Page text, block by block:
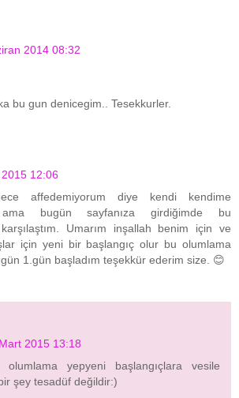
2014 08:32
bu gun denicegim.. Tesekkurler.
12:06
affedemiyorum diye kendi kendime
ama bugün sayfanıza girdiğimde bu
Umarım inşallah benim için ve
için yeni bir başlangıç olur bu olumlama
1.gün başladım teşekkür ederim size. 😊
2015 13:18
yepyeni başlangıçlara vesile
şey tesadüf değildir:)